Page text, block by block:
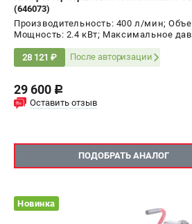
(646073)
Производительность: 400 л/мин;
Мощность: 2.4 кВт; Максимальное
28 121 ₽ После авторизации
29 600 c
Оставить отзыв
ПОДОБРАТЬ АНАЛОГ
Новинка